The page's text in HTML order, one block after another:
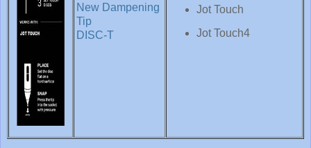
New Dampening
Tip
DISC-T
Jot Touch
Jot Touch4